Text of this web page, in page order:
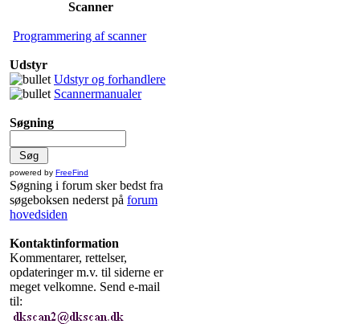
Scanner
Programmering af scanner
Udstyr
Udstyr og forhandlere
Scannermanualer
Søgning
powered by FreeFind
Søgning i forum sker bedst fra
søgeboksen nederst på forum
hovedsiden
Kontaktinformation
Kommentarer, rettelser,
opdateringer m.v. til siderne er
meget velkomne. Send e-mail
til: